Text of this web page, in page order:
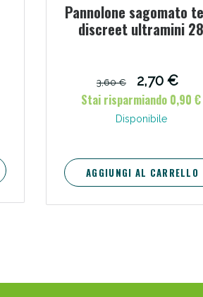
Pannolone sagomato
discreet ultramini 28
3,60 €
2,70 €
Stai risparmiando 0,90 €
Disponibile
AGGIUNGI AL CARRELLO